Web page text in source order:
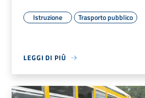
Istruzione Trasporto pubblico
LEGGI DI PIÙ